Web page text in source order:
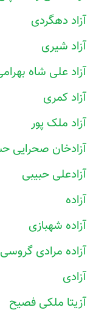
آزاد دهگردی
آزاد شیری
آزاد علی شاه
آزاد کمری
آزاد ملک پور
آزادخان صحرایی
آزادعلی حبیبی
آزاده
آزاده شهبازی
آزاده مرادی گروسی
آزادی
آزیتا ملکی فصیح